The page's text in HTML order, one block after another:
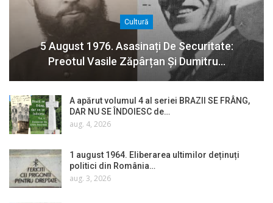
Cultură
5 August 1976. Asasinați De Securitate:
Preotul Vasile Zăpârțan Și Dumitru…
A apărut volumul 4 al seriei BRAZII SE FRÂNG,
DAR NU SE ÎNDOIESC de…
aug. 4, 2026
1 august 1964. Eliberarea ultimilor deținuți
politici din România…
aug. 3, 2026